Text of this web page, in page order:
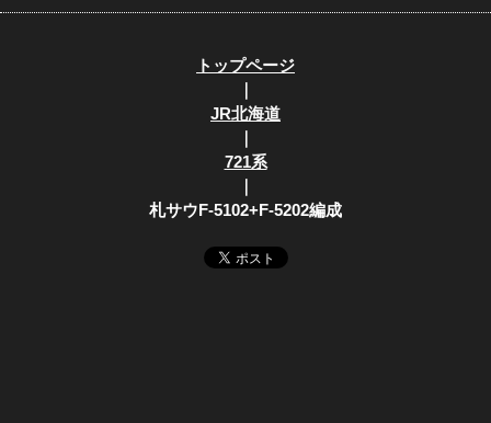
トップページ
｜
JR北海道
｜
721系
｜
札サウF-5102+F-5202編成